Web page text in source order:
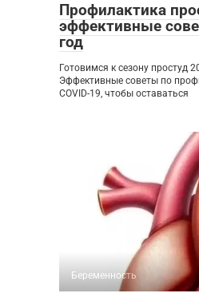
Профилактика
эффективные
год
Готовимся к сезону простуд
Эффективные советы по
COVID-19, чтобы оставаться
Беременность